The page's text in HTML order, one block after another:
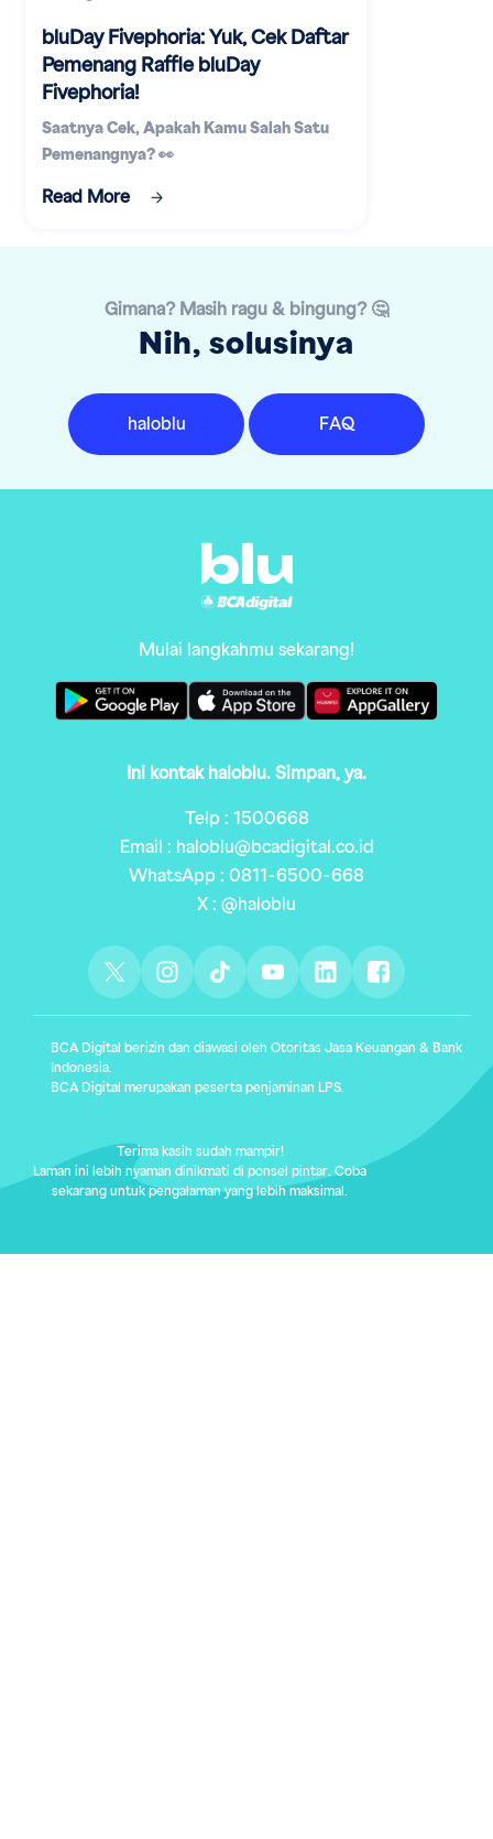
bluDay Fivephoria: Yuk, Cek Daftar
Pemenang Raffle bluDay
Fivephoria!
Saatnya Cek, Apakah Kamu Salah Satu
Pemenangnya? 👀
Read More
Gimana? Masih ragu & bingung? 🤔
Nih, solusinya
haloblu FAQ
Mulai langkahmu sekarang!
Ini kontak haloblu. Simpan, ya.
Telp : 1500668
Email : haloblu@bcadigital.co.id
WhatsApp : 0811-6500-668
X : @haloblu
BCA Digital berizin dan diawasi oleh Otoritas Jasa Keuangan & Bank
Indonesia.
BCA Digital merupakan peserta penjaminan LPS.
Terima kasih sudah mampir!
Laman ini lebih nyaman dinikmati di ponsel pintar. Coba
sekarang untuk pengalaman yang lebih maksimal.